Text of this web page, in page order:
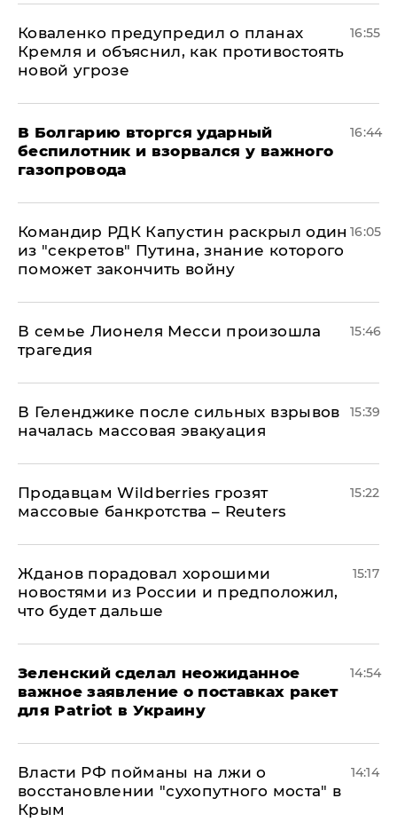
Коваленко предупредил о планах
Кремля и объяснил, как противостоять
новой угрозе
16:55
В Болгарию вторгся ударный
беспилотник и взорвался у важного
газопровода
16:44
Командир РДК Капустин раскрыл один
из "секретов" Путина, знание которого
поможет закончить войну
16:05
В семье Лионеля Месси произошла
трагедия
15:46
В Геленджике после сильных взрывов
началась массовая эвакуация
15:39
Продавцам Wildberries грозят
массовые банкротства – Reuters
15:22
Жданов порадовал хорошими
новостями из России и предположил,
что будет дальше
15:17
Зеленский сделал неожиданное
важное заявление о поставках ракет
для Patriot в Украину
14:54
Власти РФ пойманы на лжи о
восстановлении "сухопутного моста" в
Крым
14:14